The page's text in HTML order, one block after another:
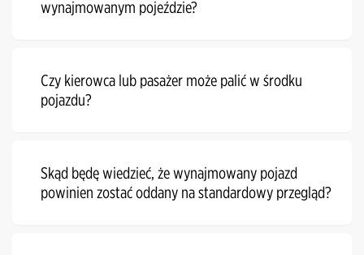
wynajmowanym pojeździe?
Czy kierowca lub pasażer może palić w środku
pojazdu?
Skąd będę wiedzieć, że wynajmowany pojazd
powinien zostać oddany na standardowy przegląd?